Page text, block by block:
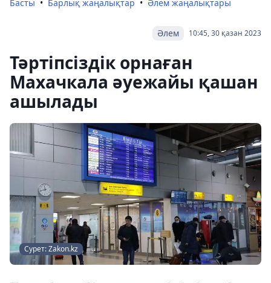
Басты Барлық жаңалықтар Әлем жаңалықтары
10:45, 30 қазан 2023
Әлем
Тәртіпсіздік орнаған
Махачкала әуежайы қашан
ашылады
Сурет: Zakon.kz